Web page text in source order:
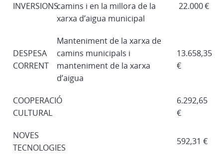
INVERSIONScamins i en la millora de la
xarxa d’aigua municipal
22.000 €
DESPESA
CORRENT
Manteniment de la xarxa de
camins municipals i
manteniment de la xarxa
d’aigua
13.658,35
€
COOPERACIÓ
CULTURAL
6.292,65
€
NOVES
TECNOLOGIES
592,31 €